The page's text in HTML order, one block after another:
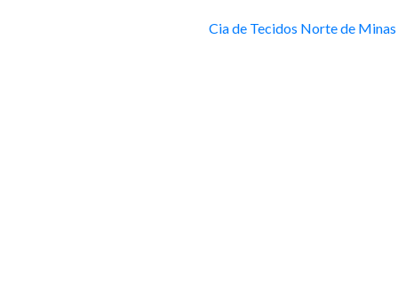
Cia de Tecidos Norte de Minas